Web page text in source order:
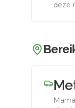
deze